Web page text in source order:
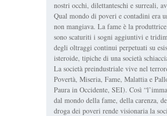
nostri occhi, dilettanteschi e surreali,
Qual mondo di poveri e contadini era
non mangiava. La fame è la
sono scaturiti i sogni aggiuntivi e
degli oltraggi continui perpetuati su
isteroide, tipiche di una società
La società preindustriale vive nel
Povertà, Miseria, Fame, Malattia e
Paura in Occidente, SEI). Così
dal mondo della fame, della carenza,
droga dei poveri rende visionaria la